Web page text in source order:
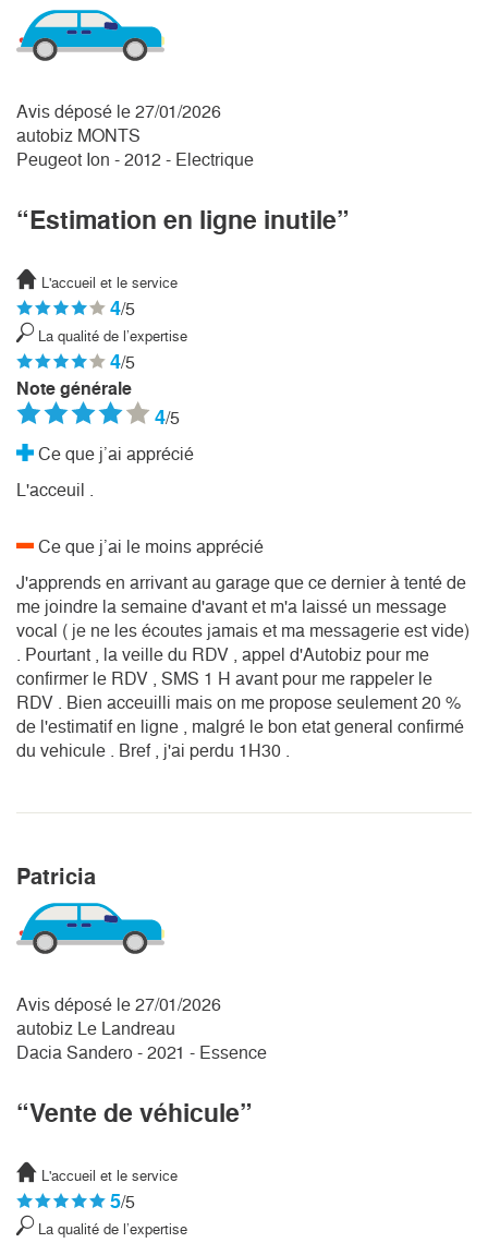
Avis déposé le 27/01/2026
autobiz MONTS
Peugeot Ion - 2012 - Electrique
“Estimation en ligne inutile”
L'accueil et le service
4/5
La qualité de l’expertise
4/5
Note générale
4/5
Ce que j’ai apprécié
L'acceuil .
Ce que j’ai le moins apprécié
J'apprends en arrivant au garage que ce dernier à tenté de
me joindre la semaine d'avant et m'a laissé un message
vocal ( je ne les écoutes jamais et ma messagerie est vide)
. Pourtant , la veille du RDV , appel d'Autobiz pour me
confirmer le RDV , SMS 1 H avant pour me rappeler le
RDV . Bien acceuilli mais on me propose seulement 20 %
de l'estimatif en ligne , malgré le bon etat general confirmé
du vehicule . Bref , j'ai perdu 1H30 .
Patricia
Avis déposé le 27/01/2026
autobiz Le Landreau
Dacia Sandero - 2021 - Essence
“Vente de véhicule”
L'accueil et le service
5/5
La qualité de l’expertise